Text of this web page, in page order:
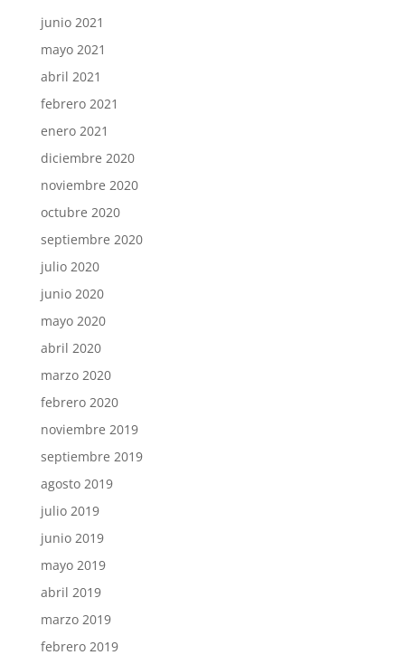
junio 2021
mayo 2021
abril 2021
febrero 2021
enero 2021
diciembre 2020
noviembre 2020
octubre 2020
septiembre 2020
julio 2020
junio 2020
mayo 2020
abril 2020
marzo 2020
febrero 2020
noviembre 2019
septiembre 2019
agosto 2019
julio 2019
junio 2019
mayo 2019
abril 2019
marzo 2019
febrero 2019